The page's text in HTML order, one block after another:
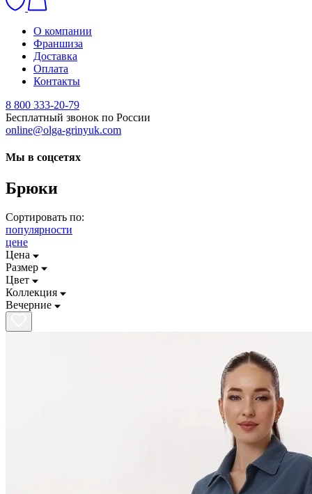
О компании
Франшиза
Доставка
Оплата
Контакты
8 800 333-20-79
Бесплатный звонок по России
online@olga-grinyuk.com
Мы в соцсетях
Брюки
Сортировать по:
популярности
цене
Цена
Размер
Цвет
Коллекция
Вечерние